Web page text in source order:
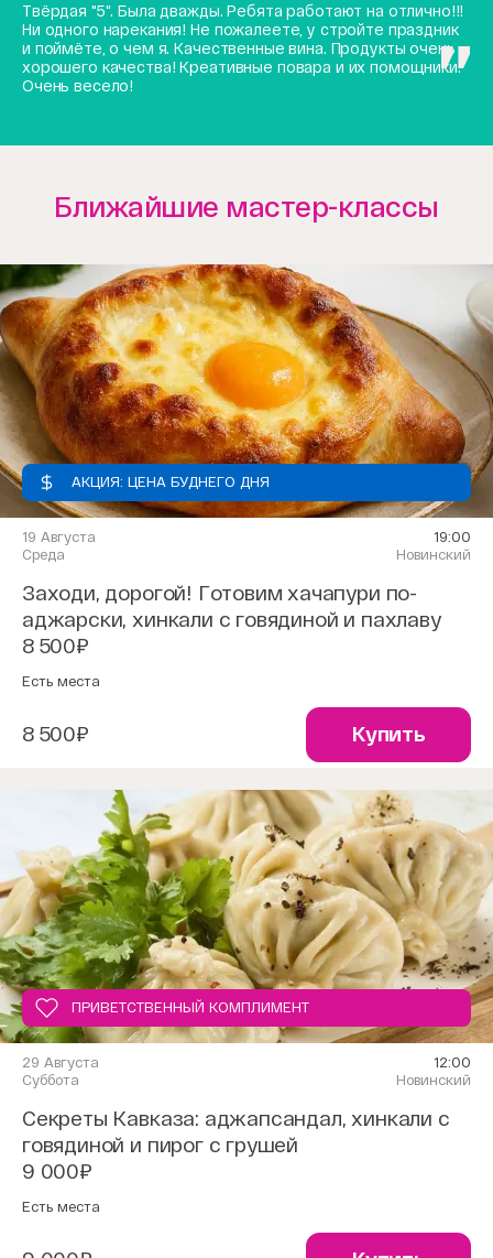
Твёрдая "5". Была дважды. Ребята работают на отлично!!!
Ни одного нарекания! Не пожалеете, у стройте праздник
и поймёте, о чем я. Качественные вина. Продукты очень
хорошего качества! Креативные повара и их помощники.
Очень весело!
Ближайшие мастер-классы
АКЦИЯ: ЦЕНА БУДНЕГО ДНЯ
19 Августа
Среда
19:00
Новинский
Заходи, дорогой! Готовим хачапури по-
аджарски, хинкали с говядиной и пахлаву
8 500₽
Есть места
8 500₽ Купить
ПРИВЕТСТВЕННЫЙ КОМПЛИМЕНТ
29 Августа
Суббота
12:00
Новинский
Секреты Кавказа: аджапсандал, хинкали с
говядиной и пирог с грушей
9 000₽
Есть места